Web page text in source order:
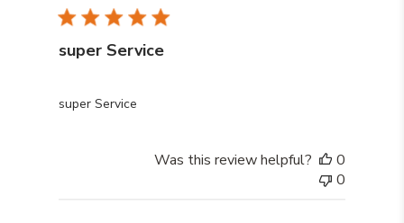
super Service
super Service
read more about review content
Was this review helpful?
0
0